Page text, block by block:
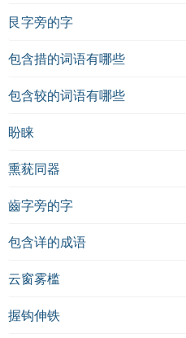
艮字旁的字
包含措的词语有哪些
包含较的词语有哪些
盼睐
熏莸同器
齒字旁的字
包含详的成语
云窗雾槛
握钩伸铁